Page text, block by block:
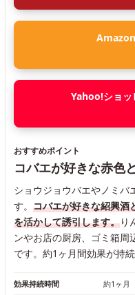
Yahoo!ショッ
おすすめポイント
コバエが好きな赤色
ショウジョウバエやノミバ
す。 コバエが好きな紹興酒
を活かして誘引します。り
ンやお店の厨房、ゴミ箱
です。約1ヶ月間効果が持続
効果持続時間 約1ヶ月